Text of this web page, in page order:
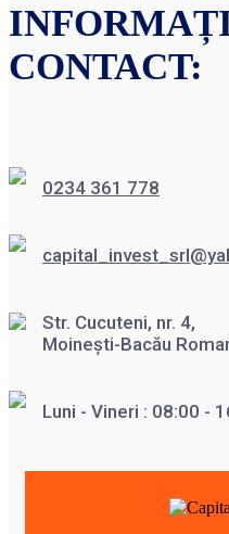
CONTACT:
0234 361 778
Str. Cucuteni, nr. 4,
Moinești-Bacău
Luni - Vineri : 08:00 -